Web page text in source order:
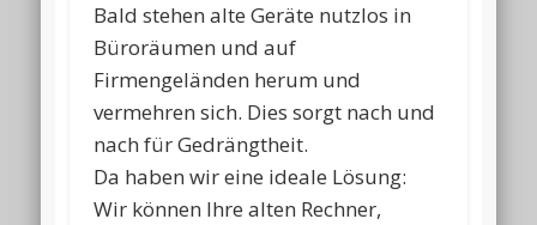
Bald stehen alte Geräte nutzlos in
Büroräumen und auf
Firmengeländen herum und
vermehren sich. Dies sorgt nach und
nach für Gedrängtheit.
Da haben wir eine ideale Lösung:
Wir können Ihre alten Rechner,